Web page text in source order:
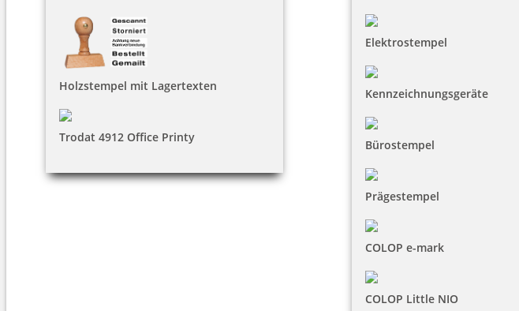
Holzstempel mit Lagertexten
Trodat 4912 Office Printy
Elektrostempel
Kennzeichnungsgeräte
Bürostempel
Prägestempel
COLOP e-mark
COLOP Little NIO